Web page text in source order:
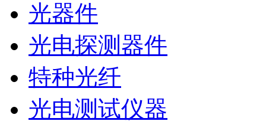
光器件
光电探测器件
特种光纤
光电测试仪器